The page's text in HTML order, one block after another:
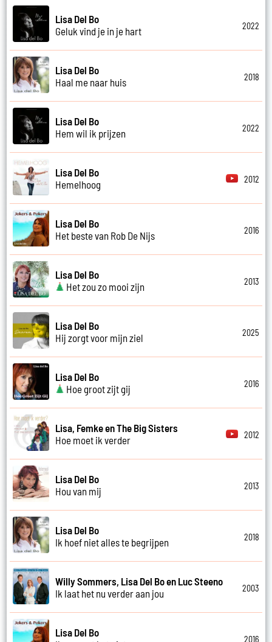
Lisa Del Bo
Geluk vind je in je hart
2022
Lisa Del Bo
Haal me naar huis
2018
Lisa Del Bo
Hem wil ik prijzen
2022
Lisa Del Bo
Hemelhoog
2012
Lisa Del Bo
Het beste van Rob De Nijs
2016
Lisa Del Bo
Het zou zo mooi zijn
2013
Lisa Del Bo
Hij zorgt voor mijn ziel
2025
Lisa Del Bo
Hoe groot zijt gij
2016
Lisa, Femke en The Big Sisters
Hoe moet ik verder
2012
Lisa Del Bo
Hou van mij
2013
Lisa Del Bo
Ik hoef niet alles te begrijpen
2018
Willy Sommers, Lisa Del Bo en Luc Steeno
Ik laat het nu verder aan jou
2003
Lisa Del Bo
2016